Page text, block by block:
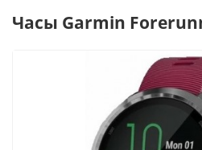
Часы Garmin